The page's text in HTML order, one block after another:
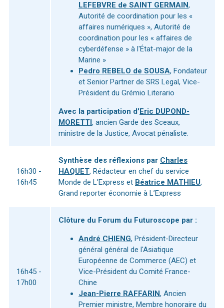
LEFEBVRE de SAINT GERMAIN,
Autorité de coordination pour les «
affaires numériques », Autorité de
coordination pour les « affaires de
cyberdéfense » à l'État-major de la
Marine »
Pedro REBELO de SOUSA, Fondateur
et Senior Partner de SRS Legal, Vice-
Président du Grémio Literario
Avec la participation d'Eric DUPOND-
MORETTI, ancien Garde des Sceaux,
ministre de la Justice, Avocat pénaliste.
16h30 -
16h45
Synthèse des réflexions par Charles
HAQUET, Rédacteur en chef du service
Monde de L’Express et Béatrice MATHIEU,
Grand reporter économie à L’Express
16h45 -
17h00
Clôture du Forum du Futuroscope par :
André CHIENG, Président-Directeur
général général de l'Asiatique
Européenne de Commerce (AEC) et
Vice-Président du Comité France-
Chine
Jean-Pierre RAFFARIN, Ancien
Premier ministre, Membre honoraire du